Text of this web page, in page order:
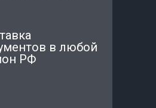
в любой
РФ